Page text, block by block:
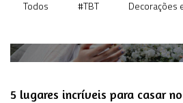
Todos #TBT Decorações
5 lugares incríveis para casar